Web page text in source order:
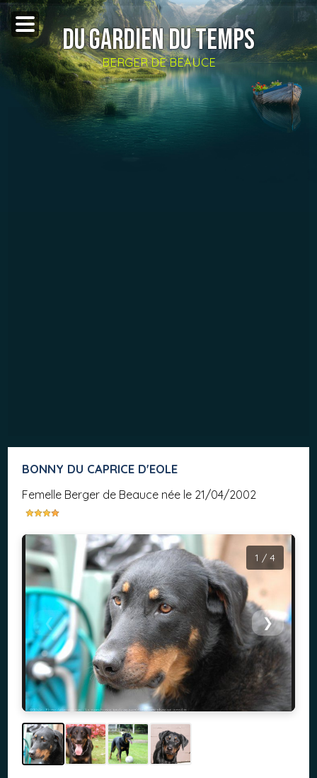
DU GARDIEN DU TEMPS
BERGER DE BEAUCE
BONNY DU CAPRICE D'EOLE
femelle Berger de Beauce née le 21/04/2002
❮ ❯
1 / 4